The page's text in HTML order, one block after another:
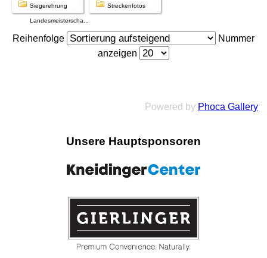
Siegerehrung
Landesmeisterscha...
Streckenfotos
Reihenfolge
Nummer
anzeigen
Powered by Phoca Gallery
Unsere Hauptsponsoren